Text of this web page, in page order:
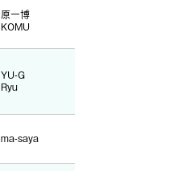
原一博
KOMU
YU-G
Ryu
ma-saya